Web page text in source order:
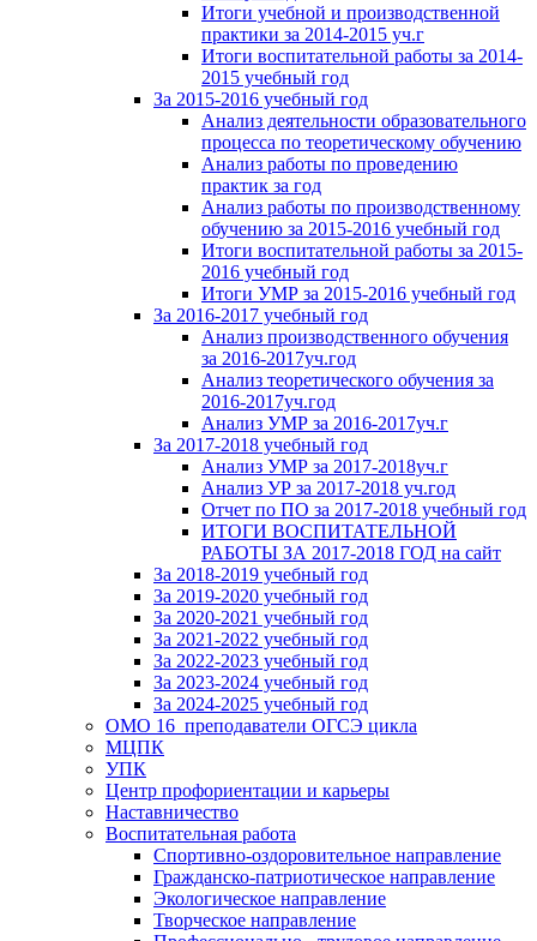
Итоги учебной и производственной
практики за 2014-2015 уч.г
Итоги воспитательной работы за 2014-
2015 учебный год
За 2015-2016 учебный год
Анализ деятельности образовательного
процесса по теоретическому обучению
Анализ работы по проведению
практик за год
Анализ работы по производственному
обучению за 2015-2016 учебный год
Итоги воспитательной работы за 2015-
2016 учебный год
Итоги УМР за 2015-2016 учебный год
За 2016-2017 учебный год
Анализ производственного обучения
за 2016-2017уч.год
Анализ теоретического обучения за
2016-2017уч.год
Анализ УМР за 2016-2017уч.г
За 2017-2018 учебный год
Анализ УМР за 2017-2018уч.г
Анализ УР за 2017-2018 уч.год
Отчет по ПО за 2017-2018 учебный год
ИТОГИ ВОСПИТАТЕЛЬНОЙ
РАБОТЫ ЗА 2017-2018 ГОД на сайт
За 2018-2019 учебный год
За 2019-2020 учебный год
За 2020-2021 учебный год
За 2021-2022 учебный год
За 2022-2023 учебный год
За 2023-2024 учебный год
За 2024-2025 учебный год
ОМО 16_преподаватели ОГСЭ цикла
МЦПК
УПК
Центр профориентации и карьеры
Наставничество
Воспитательная работа
Спортивно-оздоровительное направление
Гражданско-патриотическое направление
Экологическое направление
Творческое направление